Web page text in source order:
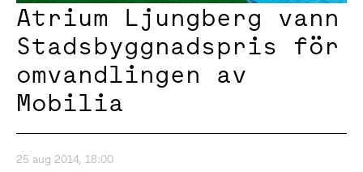
Atrium Ljungberg vann
Stadsbyggnadspris för
omvandlingen av
Mobilia
25 aug 2014, 18:00